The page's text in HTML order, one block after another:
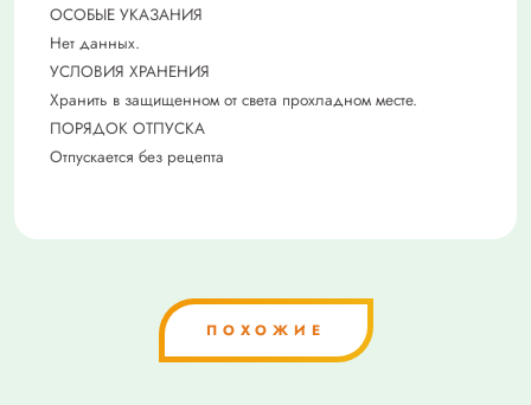
ОСОБЫЕ УКАЗАНИЯ
Нет данных.
УСЛОВИЯ ХРАНЕНИЯ
Хранить в защищенном от света прохладном месте.
ПОРЯДОК ОТПУСКА
Отпускается без рецепта
ПОХОЖИЕ